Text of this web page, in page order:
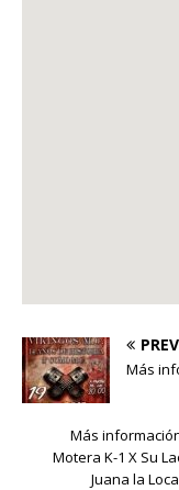
Más
Más
Motera K-1 X Su
Juana la